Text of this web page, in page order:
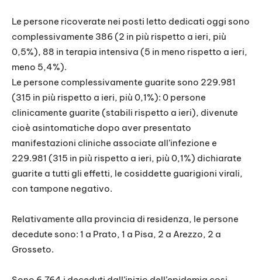
Le persone ricoverate nei posti letto dedicati oggi sono
complessivamente 386 (2 in più rispetto a ieri, più
0,5%), 88 in terapia intensiva (5 in meno rispetto a ieri,
meno 5,4%).
Le persone complessivamente guarite sono 229.981
(315 in più rispetto a ieri, più 0,1%): 0 persone
clinicamente guarite (stabili rispetto a ieri), divenute
cioè asintomatiche dopo aver presentato
manifestazioni cliniche associate all’infezione e
229.981 (315 in più rispetto a ieri, più 0,1%) dichiarate
guarite a tutti gli effetti, le cosiddette guarigioni virali,
con tampone negativo.
Relativamente alla provincia di residenza, le persone
decedute sono: 1 a Prato, 1 a Pisa, 2 a Arezzo, 2 a
Grosseto.